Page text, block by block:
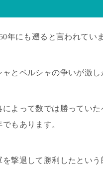
年にも遡ると言われてい
とペルシャの争いが激
よって数では勝ってい
もあります。
撃退して勝利したとい